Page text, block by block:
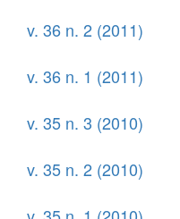
v. 36 n. 2 (2011)
v. 36 n. 1 (2011)
v. 35 n. 3 (2010)
v. 35 n. 2 (2010)